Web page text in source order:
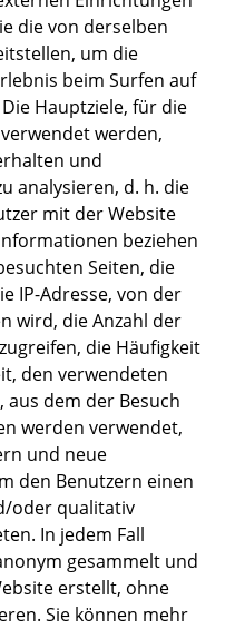
die von derselben
um die
beim Surfen auf
Hauptziele, für die
werden,
und
analysieren, d. h. die
mit der Website
beziehen
Seiten, die
IP-Adresse, von der
wird, die Anzahl der
die Häufigkeit
den verwendeten
aus dem der Besuch
werden verwendet,
und neue
den Benutzern einen
oder qualitativ
In jedem Fall
gesammelt und
erstellt, ohne
Sie können mehr